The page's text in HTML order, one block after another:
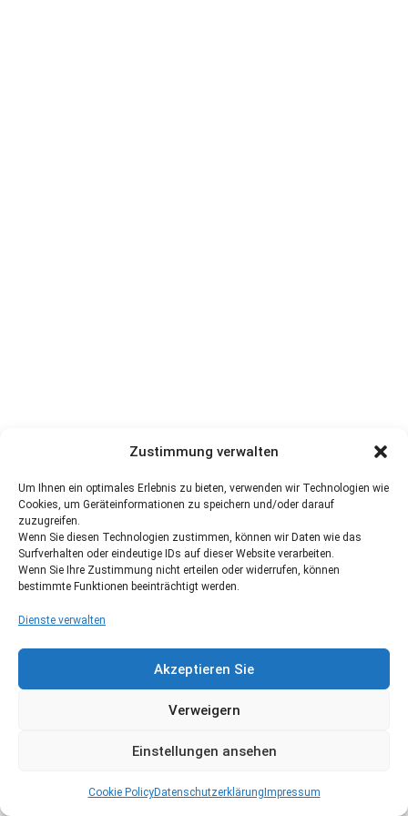
Zustimmung verwalten
Um Ihnen ein optimales Erlebnis zu bieten, verwenden wir Technologien wie
Cookies, um Geräteinformationen zu speichern und/oder darauf
zuzugreifen.
Wenn Sie diesen Technologien zustimmen, können wir Daten wie das
Surfverhalten oder eindeutige IDs auf dieser Website verarbeiten.
Wenn Sie Ihre Zustimmung nicht erteilen oder widerrufen, können
bestimmte Funktionen beeinträchtigt werden.
Dienste verwalten
Akzeptieren Sie
Verweigern
Einstellungen ansehen
Cookie PolicyDatenschutzerklärung Impressum